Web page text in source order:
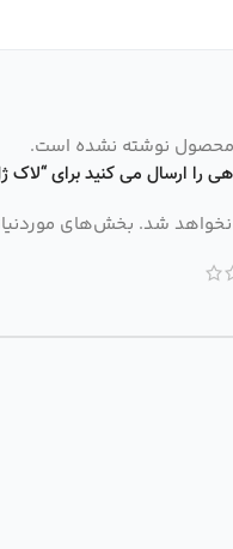
محصول نوشته نشده است.
را ارسال می کنید برای “لاک
نخواهد شد. بخش‌های